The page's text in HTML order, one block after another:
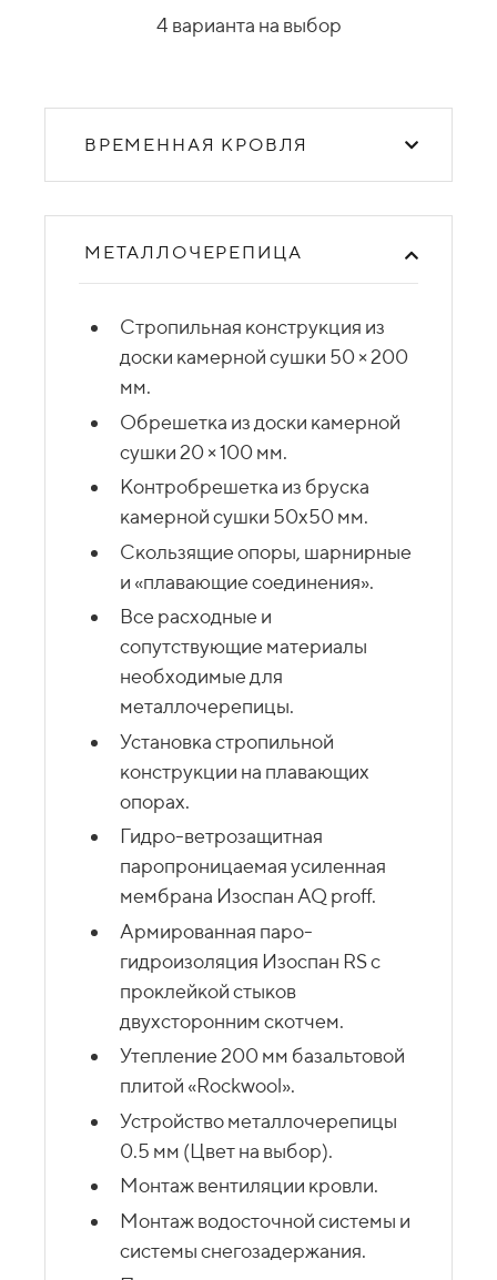
4 варианта на выбор
ВРЕМЕННАЯ КРОВЛЯ
МЕТАЛЛОЧЕРЕПИЦА
Стропильная конструкция из
доски камерной сушки 50 × 200
мм.
Обрешетка из доски камерной
сушки 20 × 100 мм.
Контробрешетка из бруска
камерной сушки 50х50 мм.
Скользящие опоры, шарнирные
и «плавающие соединения».
Все расходные и
сопутствующие материалы
необходимые для
металлочерепицы.
Установка стропильной
конструкции на плавающих
опорах.
Гидро-ветрозащитная
паропроницаемая усиленная
мембрана Изоспан AQ proff.
Армированная паро-
гидроизоляция Изоспан RS с
проклейкой стыков
двухсторонним скотчем.
Утепление 200 мм базальтовой
плитой «Rockwool».
Устройство металлочерепицы
0.5 мм (Цвет на выбор).
Монтаж вентиляции кровли.
Монтаж водосточной системы и
системы снегозадержания.